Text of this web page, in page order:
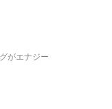
がエナジー